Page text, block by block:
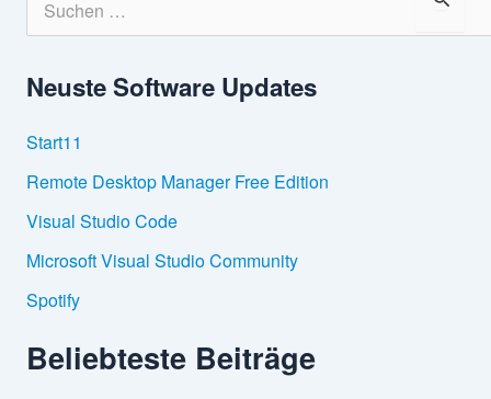
c
e
a
c
h
:
Neuste Software Updates
Start11
Remote Desktop Manager Free Edition
Visual Studio Code
Microsoft Visual Studio Community
Spotify
Beliebteste Beiträge